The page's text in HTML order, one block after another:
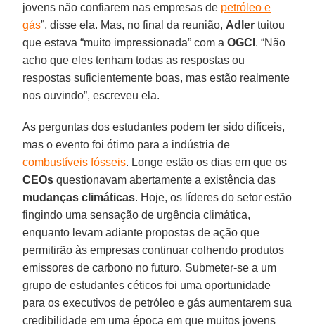
jovens não confiarem nas empresas de petróleo e
gás”, disse ela. Mas, no final da reunião, Adler tuitou
que estava “muito impressionada” com aOGCI . “Não
acho que eles tenham todas as respostas ou
respostas suficientemente boas, mas estão realmente
nos ouvindo”, escreveu ela.
As perguntas dos estudantes podem ter sido difíceis,
mas o evento foi ótimo para a indústria de
combustíveis fósseis. Longe estão os dias em que os
CEOs questionavam abertamente a existência das
mudanças climáticas. Hoje, os líderes do setor estão
fingindo uma sensação de urgência climática,
enquanto levam adiante propostas de ação que
permitirão às empresas continuar colhendo produtos
emissores de carbono no futuro. Submeter-se a um
grupo de estudantes céticos foi uma oportunidade
para os executivos de petróleo e gás aumentarem sua
credibilidade em uma época em que muitos jovens